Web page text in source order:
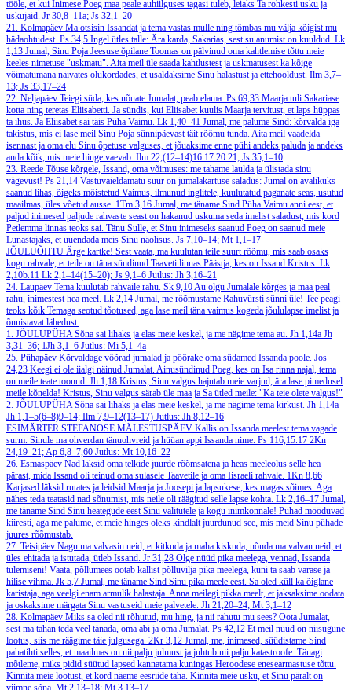
tööle, et kui Inimese Poeg maa peale auhiilguses tagasi tuleb, leiaks Ta rohkesti usku ja
uskujaid. Jr 30,8–11a; Js 32,1–20
21. Kolmapäev Ma otsisin Issandat ja tema vastas mulle ning tõmbas mu välja kõigist mu
hädaohtudest. Ps 34,5 Ingel ütles talle: Ära karda, Sakarias, sest su anumist on kuuldud. Lk
1,13 Jumal, Sinu Poja Jeesuse õpilane Toomas on pälvinud oma kahtlemise tõttu meie
keeles nimetuse "uskmatu". Aita meil üle saada kahtlustest ja uskmatusest ka kõige
võimatumana näivates olukordades, et usaldaksime Sinu halastust ja ettehooldust. Ilm 3,7–
13; Js 33,17–24
22. Neljapäev Teiegi süda, kes nõuate Jumalat, peab elama. Ps 69,33 Maarja tuli Sakariase
kotta ning teretas Eliisabetti. Ja sündis, kui Eliisabet kuulis Maarja tervitust, et laps hüppas
ta ihus. Ja Eliisabet sai täis Püha Vaimu. Lk 1,40–41 Jumal, me palume Sind: kõrvalda iga
takistus, mis ei lase meil Sinu Poja sünnipäevast täit rõõmu tunda. Aita meil vaadelda
isennast ja oma elu Sinu õpetuse valguses, et jõuaksime enne pühi andeks paluda ja andeks
anda kõik, mis meie hinge vaevab. Ilm 22,(12–14)16.17.20.21; Js 35,1–10
23. Reede Tõuse kõrgele, Issand, oma võimuses: me tahame laulda ja ülistada sinu
vägevust! Ps 21,14 Vastuvaieldamatu suur on jumalakartuse saladus: Jumal on avalikuks
saanud lihas, õigeks mõistetud Vaimus, ilmunud inglitele, kuulutatud paganate seas, usutud
maailmas, üles võetud ausse. 1Tm 3,16 Jumal, me täname Sind Püha Vaimu anni eest, et
paljud inimesed paljude rahvaste seast on hakanud uskuma seda imelist saladust, mis kord
Petlemma linnas teoks sai. Tänu Sulle, et Sinu inimeseks saanud Poeg on saanud meie
Lunastajaks, et uuendada meis Sinu näolisus. Js 7,10–14; Mt 1,1–17
JÕULUÕHTU Ärge kartke! Sest vaata, ma kuulutan teile suurt rõõmu, mis saab osaks
kogu rahvale, et teile on täna sündinud Taaveti linnas Päästja, kes on Issand Kristus. Lk
2,10b.11 Lk 2,1–14(15–20); Js 9,1–6 Jutlus: Jh 3,16–21
24. Laupäev Tema kuulutab rahvaile rahu. Sk 9,10Au olgu Jumalale kõrges ja maa peal
rahu, inimestest hea meel. Lk 2,14 Jumal, me rõõmustame Rahuvürsti sünni üle! Tee peagi
teoks kõik Temaga seotud tõotused, aga lase meil täna vaimus kogeda jõululapse imelist ja
õnnistavat lähedust.
1. JÕULUPÜHASõna sai lihaks ja elas meie keskel, ja me nägime tema au. Jh 1,14a Jh
3,31–36; 1Jh 3,1–6 Jutlus: Mi 5,1–4a
25. Pühapäev Kõrvaldage võõrad jumalad ja pöörake oma südamed Issanda poole. Jos
24,23 Keegi ei ole iialgi näinud Jumalat. Ainusündinud Poeg, kes on Isa rinna najal, tema
on meile teate toonud. Jh 1,18 Kristus, Sinu valgus hajutab meie varjud, ära lase pimedusel
meile kõnelda! Kristus, Sinu valgus särab üle maa ja Sa ütled meile: "Ka teie olete valgus!"
2. JÕULUPÜHASõna sai lihaks ja elas meie keskel, ja me nägime tema kirkust. Jh 1,14a
Jh 1,1–5(6–8)9–14; Ilm 7,9–12(13–17) Jutlus: Jh 8,12–16
ESIMÄRTER STEFANOSE MÄLESTUSPÄEV Kallis on Issanda meelest tema vagade
surm. Sinule ma ohverdan tänuohvreid ja hüüan appi Issanda nime. Ps 116,15.17 2Kn
24,19–21; Ap 6,8–7,60 Jutlus: Mt 10,16–22
26. Esmaspäev Nad läksid oma telkide juurde rõõmsatena ja heas meeleolus selle hea
pärast, mida Issand oli teinud oma sulasele Taavetile ja oma Iisraeli rahvale. 1Kn 8,66
Karjased läksid rutates ja leidsid Maarja ja Joosepi ja lapsukese, kes magas sõimes. Aga
nähes teda teatasid nad sõnumist, mis neile oli räägitud selle lapse kohta. Lk 2,16–17 Jumal,
me täname Sind Sinu heategude eest Sinu valitutele ja kogu inimkonnale! Pühad mööduvad
kiiresti, aga me palume, et meie hinges oleks kindlalt juurdunud see, mis meid Sinu pühade
juures rõõmustab.
27. Teisipäev Nagu ma valvasin neid, et kitkuda ja maha kiskuda, nõnda ma valvan neid, et
üles ehitada ja istutada, ütleb Issand. Jr 31,28 Olge nüüd pika meelega, vennad, Issanda
tulemiseni! Vaata, põllumees ootab kallist põlluvilja pika meelega, kuni ta saab varase ja
hilise vihma. Jk 5,7 Jumal, me täname Sind Sinu pika meele eest. Sa oled küll ka õiglane
karistaja, aga veelgi enam armulik halastaja. Anna meilegi pikka meelt, et jaksaksime oodata
ja oskaksime märgata Sinu vastuseid meie palvetele. Jh 21,20–24; Mt 3,1–12
28. Kolmapäev Miks sa oled nii rõhutud, mu hing, ja nii rahutu mu sees? Oota Jumalat,
sest ma tahan teda veel tänada, oma abi ja oma Jumalat. Ps 42,12 Et meil nüüd on niisugune
lootus, siis me räägime täie julgusega. 2Kr 3,12 Jumal, me, inimesed, süüdistame Sind
pahatihti selles, et maailmas on nii palju julmust ja juhtub nii palju katastroofe. Tänagi
mõtleme, miks pidid süütud lapsed kannatama kuningas Heroodese enesearmastuse tõttu.
Kinnita meie lootust, et kord näeme eesriide taha. Kinnita meie usku, et Sinu päralt on
viimne sõna. Mt 2,13–18; Mt 3,13–17